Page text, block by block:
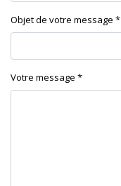
Objet de votre message *
Votre message *